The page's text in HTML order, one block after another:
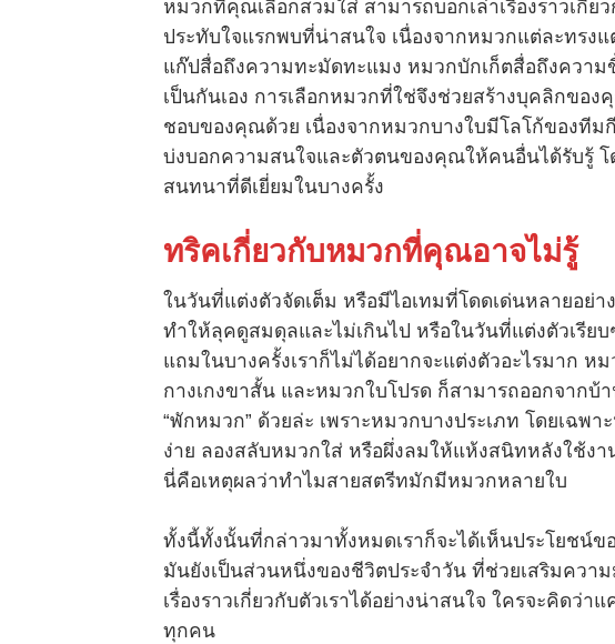
หมวกที่คุณเลือกสวมใส่ สามารถบอกเล่าเรื่องราวเกี่
ประทับใจแรกพบที่น่าสนใจ เนื่องจากหมวกแต่ละทร
แก๊ปสื่อถึงความทะมัดทะแมง หมวกบักเก็ตสื่อถึงควา
เป็นกันเอง การเลือกหมวกที่ใช่จึงช่วยสร้างบุคลิกขอ
ชอบของคุณด้วย เนื่องจากหมวกบางใบมีโลโก้ของที
บ่งบอกความสนใจและตัวตนของคุณให้คนอื่นได้รับรู้
สนทนาที่ดีเยี่ยมในบางครั้ง
ทริคเกี่ยวกับหมวกที่คุณอาจไม่รู้
ในวันที่แต่งตัวจัดเต็ม หรือมีไอเทมที่โดดเด่นหลายอย่า
ทำให้ลุคดูสมดุลและไม่เกินไป หรือในวันที่แต่งตัวเรีย
แถมในบางครั้งเราก็ไม่ได้อยากจะแต่งตัวอะไรมาก
กางเกงขาสั้น และหมวกใบโปรด ก็สามารถออกจาก
“พักหมวก” ด้วยล่ะ เพราะหมวกบางประเภท โดยเฉพ
ง่าย ลองสลับหมวกใส่ หรือผึ่งลมให้แห้งสนิทหลังใช้ง
นี่คือเหตุผลว่าทำไมสายสตรีทมักมีหมวกหลายใบ
ทั้งนี้ทั้งนั้นที่กล่าวมาทั้งหมดเราก็จะได้เห็นประโยชน์
มันยังเป็นส่วนหนึ่งของชีวิตประจำวัน ที่ช่วยเสริมความ
เรื่องราวเกี่ยวกับตัวเราได้อย่างน่าสนใจ ใครจะคิดว่า
ทุกคน